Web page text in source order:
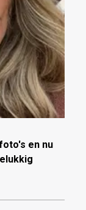
en nu